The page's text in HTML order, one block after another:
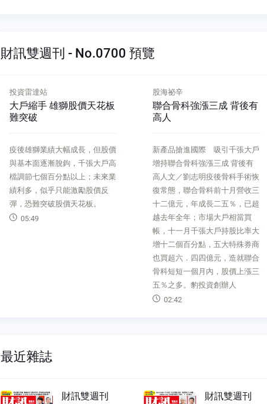
財訊雙週刊 - No.0700 預覽
Previous
股海祕辛
聯合骨科強漲三成 背後有
高人
新產品搶進國際 吸引千張大戶
增持聯合骨科強漲三成 背後有
高人文／劉志明疫後骨科手術恢
復常態，聯合骨科前十月營收三
十二億元，年成長二五％，已超
越去年全年；市場大戶相當買
財訊專欄
台灣精準健康發展優勢
勢楊弘仁／敏盛醫療體系執行長
台大醫學院醫學系、美國哈佛大
學公衛碩士、彼得杜拉克管理學
院碩士、美國史丹佛大學訪問學
者本專欄由楊弘仁、李鍾熙、黃
彥華、吳漢章輪流執筆一年一度
的「台灣醫療科技展」十一月底
盛大展出。這次的展場，明顯看
到智慧醫療的元素大大開展，不
管是醫療院所或是廠商
03:36
最近雜誌
財訊雙週刊 財訊雙週刊